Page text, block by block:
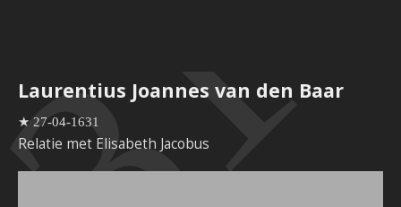
Laurentius Joannes van den Baar
★ 27-04-1631
Relatie met Elisabeth Jacobus